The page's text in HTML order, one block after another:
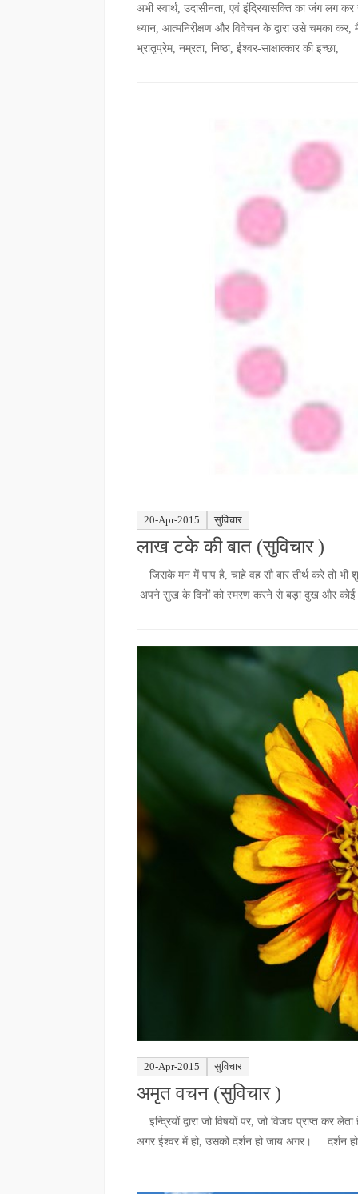
अभी स्वार्थ, उदासीनता, एवं इंद्रियासक्ति का जंग लग
ध्यान, आत्मनिरीक्षण और विवेचन के द्वारा उसे चमका
भ्रातृप्रेम, नम्रता, निष्ठा, ईश्वर-साक्षात्कार की इच्छा,
20-Apr-2015 सुविचार
लाख टके की बात (सुविचार )
जिसके मन में पाप है, चाहे वह सौ बार तीर्थ करे तो
अपने सुख के दिनों को स्मरण करने से बड़ा दुख और
20-Apr-2015 सुविचार
अमृत वचन (सुविचार )
इन्द्रियों द्वारा जो विषयों पर, जो विजय प्राप्त
अगर ईश्वर में हो, उसको दर्शन हो जाय अगर। दर्शन